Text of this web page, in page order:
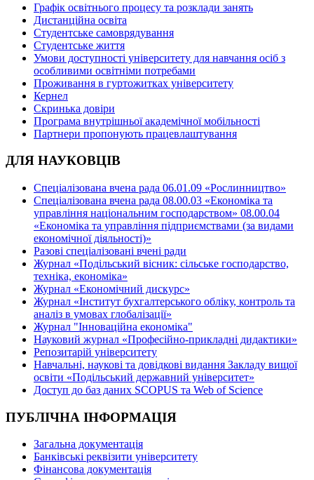
Графік освітнього процесу та розклади занять
Дистанційна освіта
Студентське самоврядування
Студентське життя
Умови доступності університету для навчання осіб з
особливими освітніми потребами
Проживання в гуртожитках університету
Кернел
Скринька довіри
Програма внутрішньої академічної мобільності
Партнери пропонують працевлаштування
ДЛЯ НАУКОВЦІВ
Спеціалізована вчена рада 06.01.09 «Рослинництво»
Спеціалізована вчена рада 08.00.03 «Економіка та
управління національним господарством» 08.00.04
«Економіка та управління підприємствами (за видами
економічної діяльності)»
Разові спеціалізовані вчені ради
Журнал «Подільський вісник: сільське господарство,
техніка, економіка»
Журнал «Економічний дискурс»
Журнал «Інститут бухгалтерського обліку, контроль та
аналіз в умовах глобалізації»
Журнал "Інноваційна економіка"
Науковий журнал «Професійно-прикладні дидактики»
Репозитарій університету
Навчальні, наукові та довідкові видання Закладу вищої
освіти «Подільський державний університет»
Доступ до баз даних SCOPUS та Web of Science
ПУБЛІЧНА ІНФОРМАЦІЯ
Загальна документація
Банківські реквізити університету
Фінансова документація